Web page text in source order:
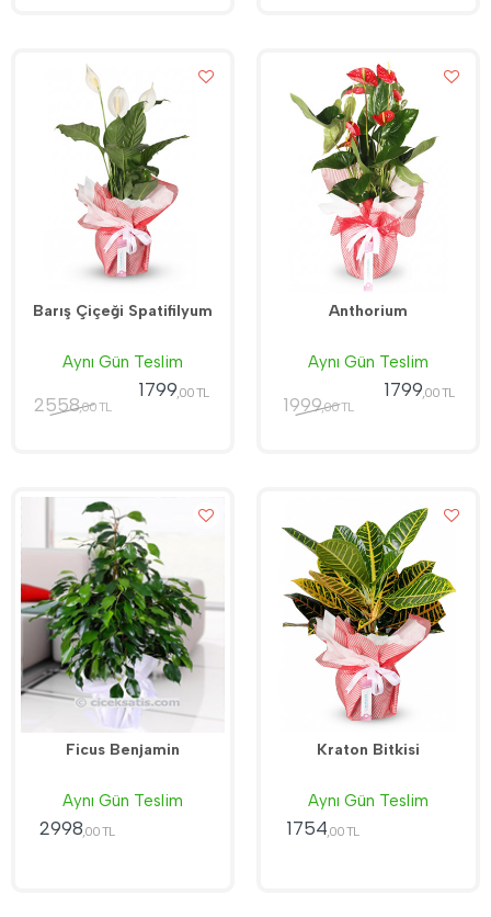
Barış Çiçeği Spatifilyum
Aynı Gün Teslim
2558,00 TL
1799,00 TL
Anthorium
Aynı Gün Teslim
1999,00 TL
1799,00 TL
Ficus Benjamin
Aynı Gün Teslim
2998,00 TL
Kraton Bitkisi
Aynı Gün Teslim
1754,00 TL